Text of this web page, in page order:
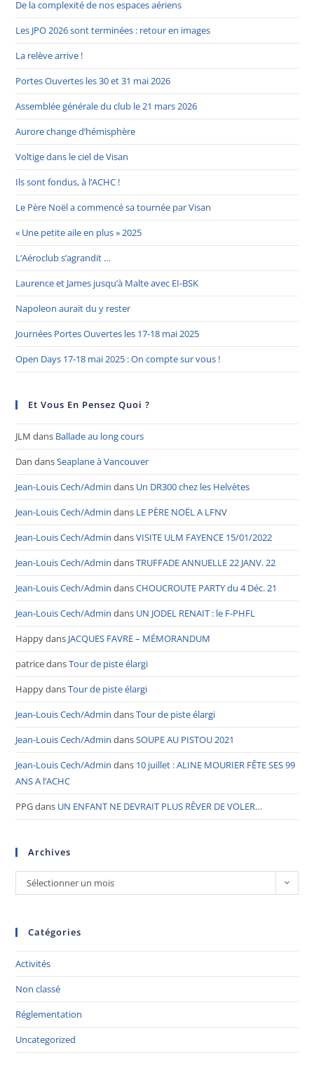
De la complexité de nos espaces aériens
Les JPO 2026 sont terminées : retour en images
La relève arrive !
Portes Ouvertes les 30 et 31 mai 2026
Assemblée générale du club le 21 mars 2026
Aurore change d’hémisphère
Voltige dans le ciel de Visan
Ils sont fondus, à l’ACHC !
Le Père Noël a commencé sa tournée par Visan
« Une petite aile en plus » 2025
L’Aéroclub s’agrandit …
Laurence et James jusqu’à Malte avec EI-BSK
Napoleon aurait du y rester
Journées Portes Ouvertes les 17-18 mai 2025
Open Days 17-18 mai 2025 : On compte sur vous !
Et Vous En Pensez Quoi ?
JLM dans Ballade au long cours
Dan dansSeaplane à Vancouver
Jean-Louis Cech/Admin dans Un DR300 chez les Helvètes
Jean-Louis Cech/Admin dans LE PÈRE NOËL A LFNV
Jean-Louis Cech/Admin dansVISITE ULM FAYENCE 15/01/2022
Jean-Louis Cech/Admin dansTRUFFADE ANNUELLE 22 JANV. 22
Jean-Louis Cech/Admin dansCHOUCROUTE PARTY du 4 Déc. 21
Jean-Louis Cech/Admin dans UN JODEL RENAIT : le F-PHFL
Happydans JACQUES FAVRE – MÉMORANDUM
patricedansTour de piste élargi
HappydansTour de piste élargi
Jean-Louis Cech/Admin dansTour de piste élargi
Jean-Louis Cech/Admin dansSOUPE AU PISTOU 2021
Jean-Louis Cech/Admin dans 10 juillet : ALINE MOURIER FÊTE SES 99
ANS A l’ACHC
PPGdans UN ENFANT NE DEVRAIT PLUS RÊVER DE VOLER…
Archives
Sélectionner un mois
Catégories
Activités
Non classé
Réglementation
Uncategorized